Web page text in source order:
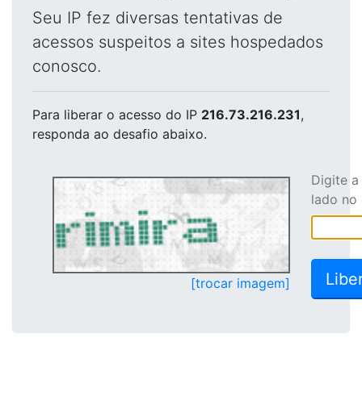
Seu IP fez diversas tentativas de
acessos suspeitos a sites hospedados
conosco.
Para liberar o acesso do IP 216.73.216.231,
responda ao desafio abaixo.
[trocar imagem]
Digite
lado no